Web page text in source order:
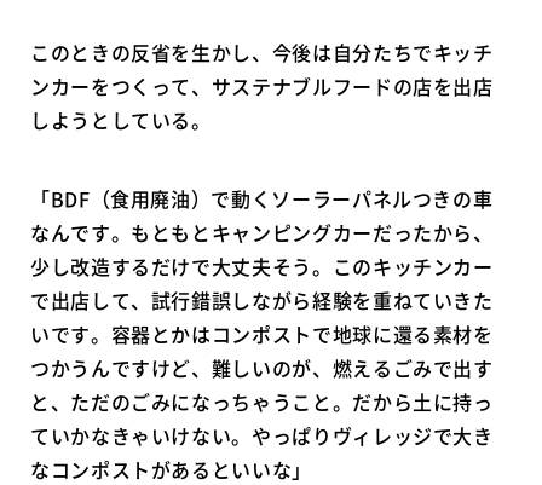
このときの反省を生かし、今後は自分たちでキッチ
ンカーをつくって、サステナブルフードの店を出店
しようとしている。
「BDF（食用廃油）で動くソーラーパネルつきの車
なんです。もともとキャンピングカーだったから、
少し改造するだけで大丈夫そう。このキッチンカー
で出店して、試行錯誤しながら経験を重ねていきた
いです。容器とかはコンポストで地球に還る素材を
つかうんですけど、難しいのが、燃えるごみで出す
と、ただのごみになっちゃうこと。だから土に持っ
ていかなきゃいけない。やっぱりヴィレッジで大き
なコンポストがあるといいな」